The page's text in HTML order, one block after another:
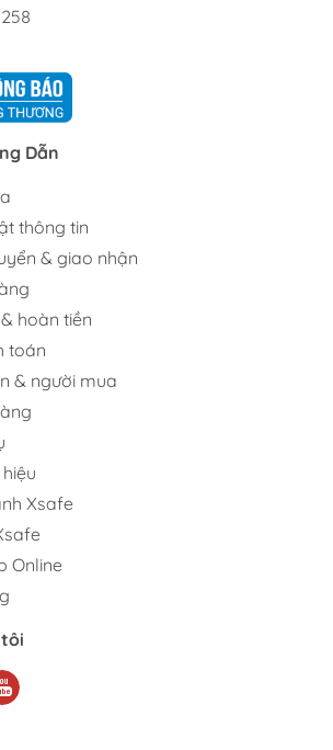
Dẫn
thông tin
& giao nhận
hoàn tiền
toán
& người mua
Xsafe
Online